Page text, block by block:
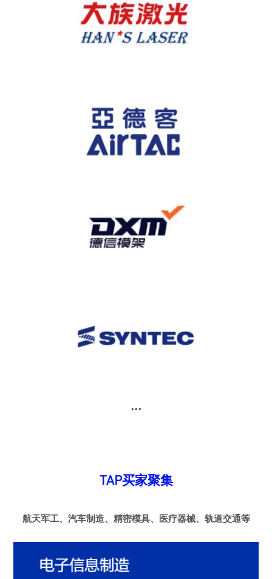
...
TAP买家聚集
航天军工、汽车制造、精密模具、医疗器械、轨道交通等